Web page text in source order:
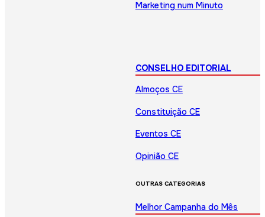
Marketing num Minuto
CONSELHO EDITORIAL
Almoços CE
Constituição CE
Eventos CE
Opinião CE
OUTRAS CATEGORIAS
Melhor Campanha do Mês